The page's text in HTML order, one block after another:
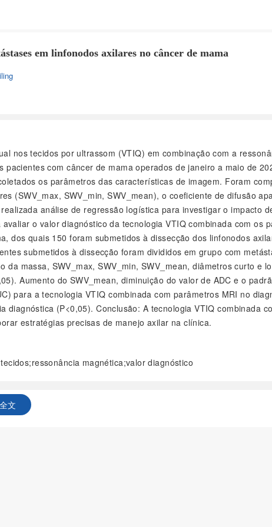
em linfonodos axilares no câncer de mama
nos tecidos por ultrassom (VTIQ) em combinação com a
com câncer de mama operados de janeiro a maio de
os parâmetros das características de imagem. Foram
(SWV_max, SWV_min, SWV_mean), o coeficiente de difusão
análise de regressão logística para investigar o impacto
o valor diagnóstico da tecnologia VTIQ combinada com os
dos quais 150 foram submetidos à dissecção dos linfonodos
submetidos à dissecção foram divididos em grupo com
massa, SWV_max, SWV_min, SWV_mean, diâmetros curto e
Aumento do SWV_mean, diminuição do valor de ADC e o
para a tecnologia VTIQ combinada com parâmetros MRI no
(P<0,05). Conclusão: A tecnologia VTIQ combinada
estratégias precisas de manejo axilar na clínica.
magnética;valor diagnóstico
文